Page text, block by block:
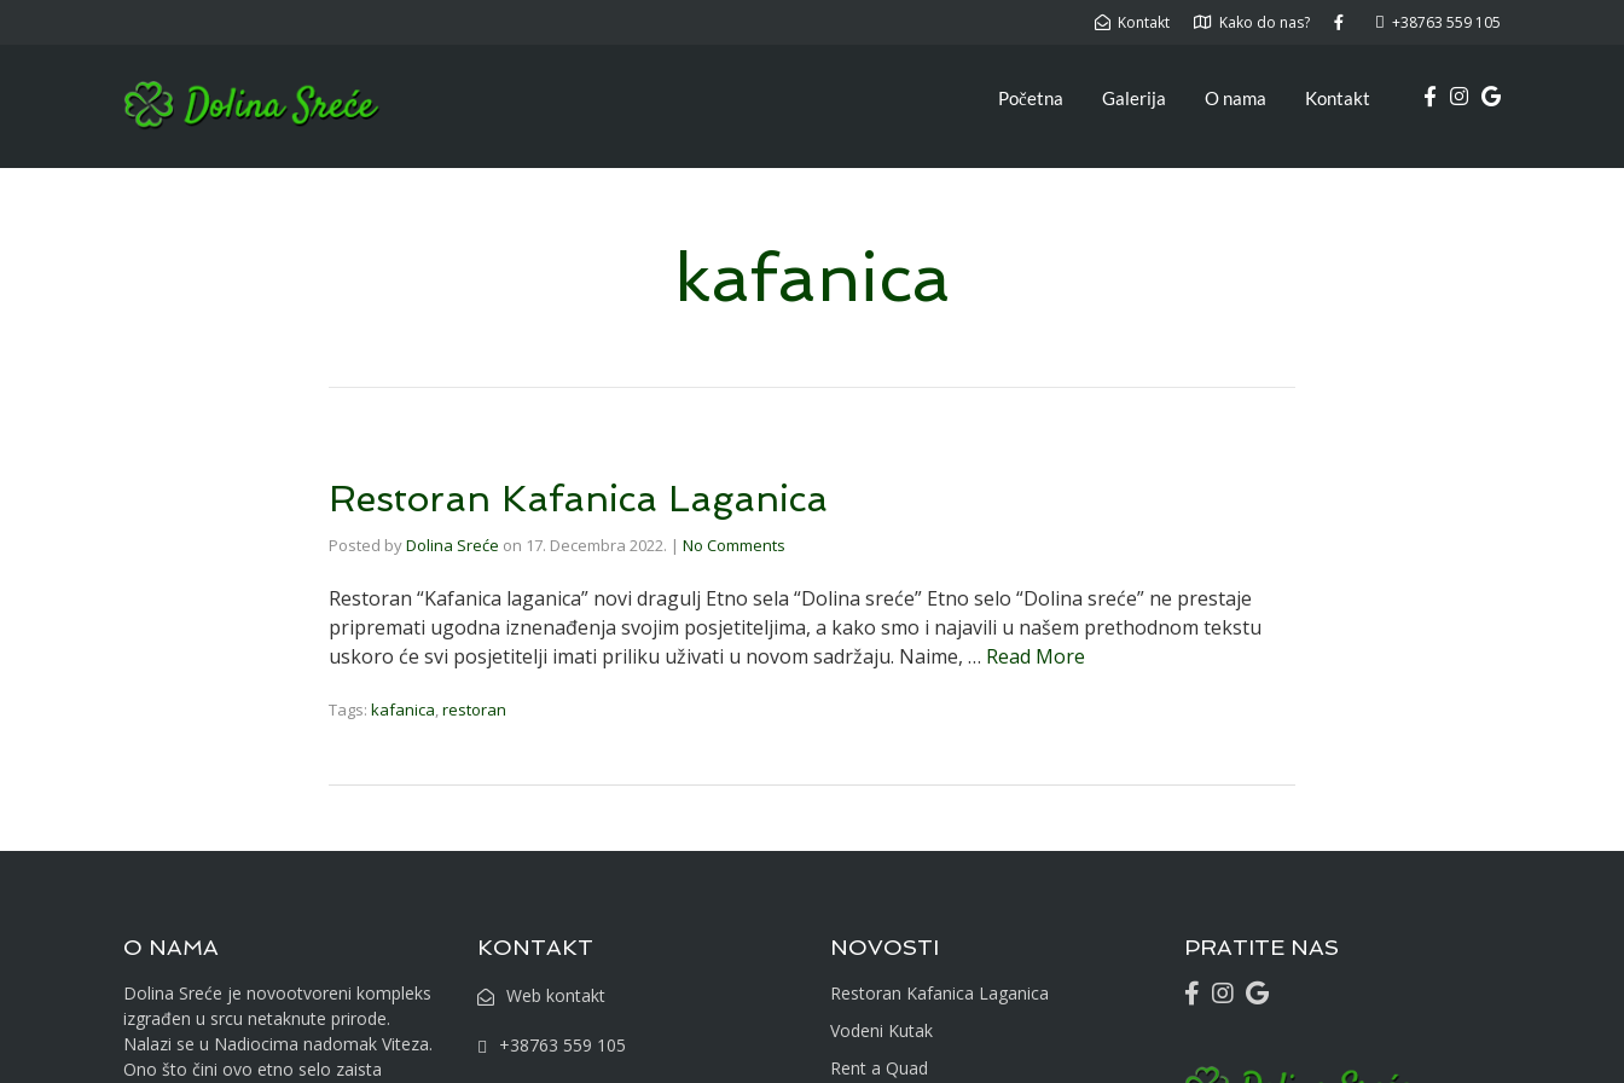
Kontakt Kako do nas? +38763 559 105
Početna Galerija O nama Kontakt
kafanica
Restoran Kafanica Laganica
Posted byDolina Sreće on 17. Decembra 2022. | No Comments
Restoran “Kafanica laganica” novi dragulj Etno sela “Dolina sreće” Etno selo “Dolina sreće” ne prestaje
pripremati ugodna iznenađenja svojim posjetiteljima, a kako smo i najavili u našem prethodnom tekstu
uskoro će svi posjetitelji imati priliku uživati u novom sadržaju. Naime, … Read More
Tags: kafanica,restoran
O NAMA
Dolina Sreće je novootvoreni kompleks
izgrađen u srcu netaknute prirode.
Nalazi se u Nadiocima nadomak Viteza.
Ono što čini ovo etno selo zaista
KONTAKT
Web kontakt
+38763 559 105
NOVOSTI
Restoran Kafanica Laganica
Vodeni Kutak
Rent a Quad
PRATITE NAS